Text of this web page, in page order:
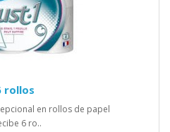
rollos
en rollos de papel
6 ro..